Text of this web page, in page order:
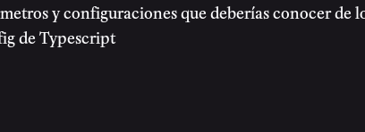
y configuraciones que deberías conocer de
de Typescript